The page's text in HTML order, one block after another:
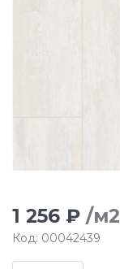
1 256 ₽ /м2
Код: 00042439